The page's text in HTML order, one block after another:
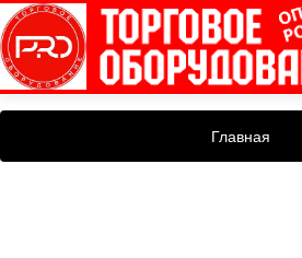
Главная